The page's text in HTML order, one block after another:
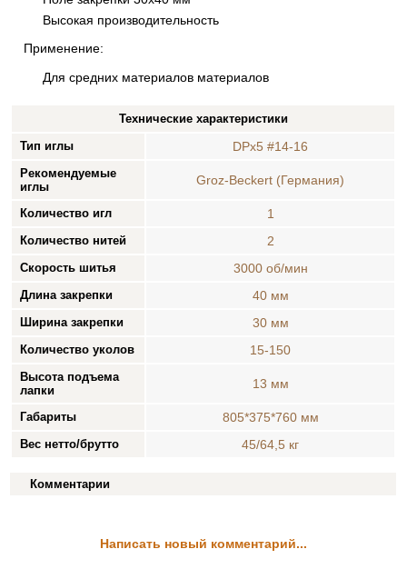
Высокая производительность
Применение:
Для средних материалов материалов
Технические характеристики
Тип иглы
DPx5 #14-16
Рекомендуемые
иглы
Groz-Beckert (Германия)
Количество игл 1
Количество нитей 2
Скорость шитья 3000 об/мин
Длина закрепки 40 мм
Ширина закрепки 30 мм
Количество уколов 15-150
Высота подъема
лапки
13 мм
Габариты 805*375*760 мм
Вес нетто/брутто 45/64,5 кг
Комментарии
Написать новый комментарий...